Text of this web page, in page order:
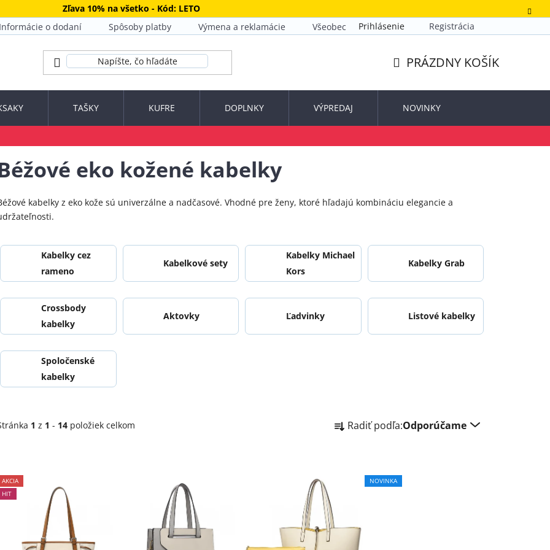
Zľava 10% na všetko - Kód: LETO
Informácie o dodaní Spôsoby platby Výmena a reklamácie Všeobecné obchodné podmienky
Prihlásenie Registrácia
KOŠÍK
PRÁZDNY KOŠÍK
TAŠKY KUFRE DOPLNKY VÝPREDAJ NOVINKY
eko kožené kabelky
kabelky z eko kože sú univerzálne a nadčasové. Vhodné pre ženy, ktoré hľadajú kombináciu elegancie a
Kabelky cez
rameno
Kabelkové sety
Kabelky Michael
Kors
Kabelky Grab
Crossbody
kabelky
Aktovky Ľadvinky Listové kabelky
Spoločenské
kabelky
1 z 1 - 14 položiek celkom a
p
Radiť podľa:Odporúčame
hodnotenie
produktu
5,0
z
AKCIA
HIT
NOVINKA